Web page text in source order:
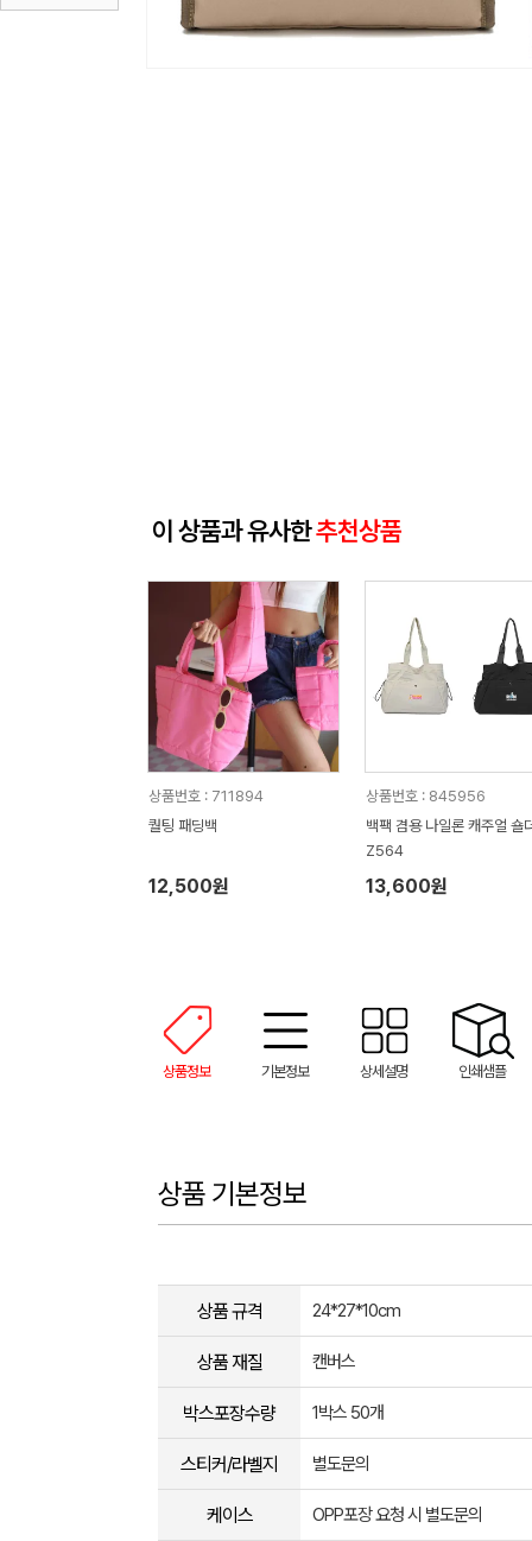
이 상품과 유사한추천상품
상품번호 : 711894
퀄팅 패딩백
12,500원
상품번호 : 845956
백팩 겸용 나일론 캐주얼 숄
Z564
13,600원
상품정보 기본정보 상세설명 인쇄샘플
상품 기본정보
상품 규격 24*27*10cm
상품 재질 캔버스
박스포장수량 1박스 50개
스티커/라벨지 별도문의
케이스 OPP포장 요청 시 별도문의